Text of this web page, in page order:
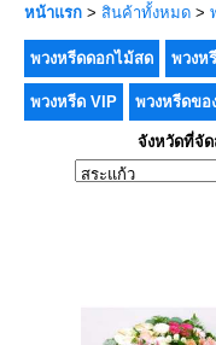
หน้าแรก > สินค้าทั้งหมด >
พวงหรีดดอกไม้สด พวงห
พวงหรีด VIP พวงหรีดขอ
จังหวัดที่จัด